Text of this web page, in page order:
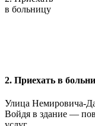
в больницу
2. Приехать в
Улица Немировича-
Войдя в здание —